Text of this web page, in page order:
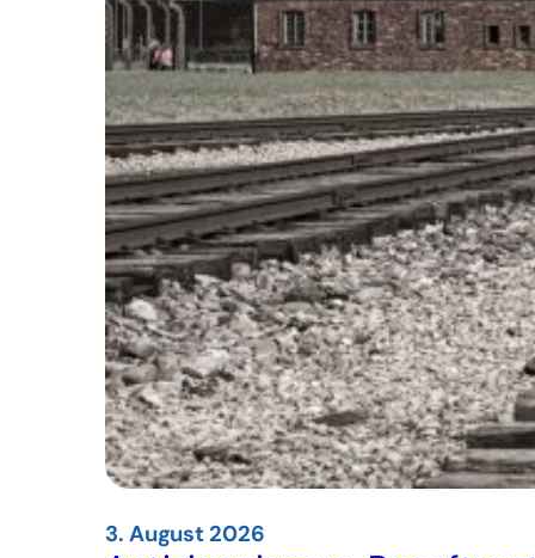
3. August 2026